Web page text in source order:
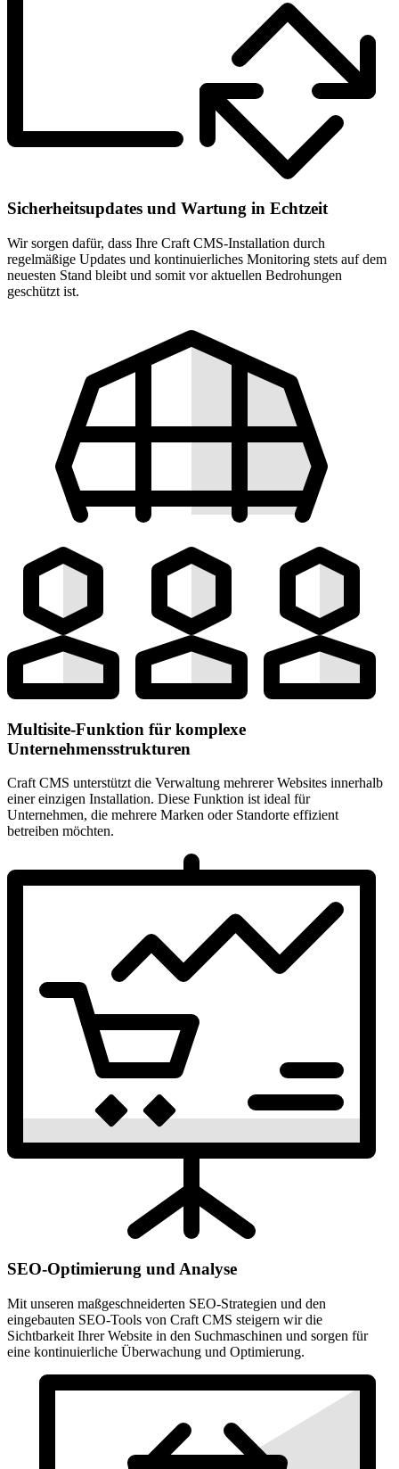
Sicherheitsupdates und Wartung in Echtzeit
Wir sorgen dafür, dass Ihre Craft CMS-Installation durch
regelmäßige Updates und kontinuierliches Monitoring stets auf dem
neuesten Stand bleibt und somit vor aktuellen Bedrohungen
geschützt ist.
Multisite-Funktion für komplexe
Unternehmensstrukturen
Craft CMS unterstützt die Verwaltung mehrerer Websites innerhalb
einer einzigen Installation. Diese Funktion ist ideal für
Unternehmen, die mehrere Marken oder Standorte effizient
betreiben möchten.
SEO-Optimierung und Analyse
Mit unseren maßgeschneiderten SEO-Strategien und den
eingebauten SEO-Tools von Craft CMS steigern wir die
Sichtbarkeit Ihrer Website in den Suchmaschinen und sorgen für
eine kontinuierliche Überwachung und Optimierung.